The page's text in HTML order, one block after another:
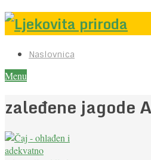
Naslovnica
Menu
zaleđene jagode